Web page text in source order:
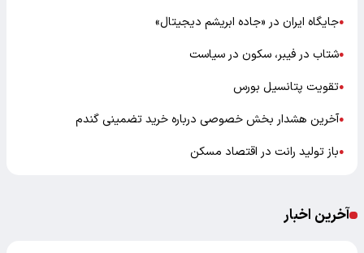
●جایگاه ایران در «جاده ابریشم دیجیتال»
●شتاب در فیبر، سکون در سیاست
●تقویت پتانسیل بورس
●آخرین هشدار بخش خصوصی درباره خرید تضمینی گندم
●باز تولید رانت در اقتصاد مسکن
آخرین اخبار